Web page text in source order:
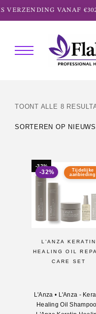
VERZENDING VANAF €30
TOONT ALLE 8
SORTEREN OP
-32%
Tijdelijke
aanbieding
-32%
L’ANZA KERATIN
HEALING OIL
CARE SET
L'Anza •
L'Anza -
Healing Oil Shampoo